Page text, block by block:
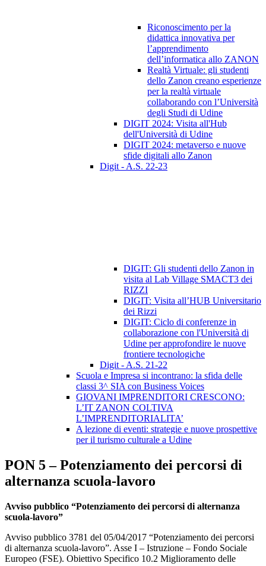
Riconoscimento per la
didattica innovativa per
l’apprendimento
dell’informatica allo ZANON
Realtà Virtuale: gli studenti
dello Zanon creano esperienze
per la realtà virtuale
collaborando con l’Università
degli Studi di Udine
DIGIT 2024: Visita all'Hub
dell'Università di Udine
DIGIT 2024: metaverso e nuove
sfide digitali allo Zanon
Digit - A.S. 22-23
DIGIT: Gli studenti dello Zanon in
visita al Lab Village SMACT3 dei
RIZZI
DIGIT: Visita all’HUB Universitario
dei Rizzi
DIGIT: Ciclo di conferenze in
collaborazione con l'Università di
Udine per approfondire le nuove
frontiere tecnologiche
Digit - A.S. 21-22
Scuola e Impresa si incontrano: la sfida delle
classi 3^ SIA con Business Voices
GIOVANI IMPRENDITORI CRESCONO:
L’IT ZANON COLTIVA
L’IMPRENDITORIALITA’
A lezione di eventi: strategie e nuove prospettive
per il turismo culturale a Udine
PON 5 – Potenziamento dei percorsi di
alternanza scuola-lavoro
Avviso pubblico “Potenziamento dei percorsi di alternanza
scuola-lavoro”
Avviso pubblico 3781 del 05/04/2017 “Potenziamento dei percorsi
di alternanza scuola-lavoro”. Asse I – Istruzione – Fondo Sociale
Europeo (FSE). Obiettivo Specifico 10.2 Miglioramento delle